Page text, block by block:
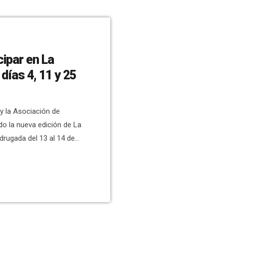
en La
4, 11 y 25
la Asociación de
la nueva edición de La
del 13 al 14 de
recinto acotado en